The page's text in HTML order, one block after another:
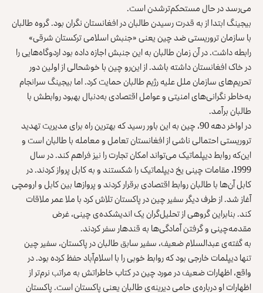
می‌رسد در حال مستحکم‌ترشدن است.
بیجینگ ابتدا از به قدرت رسیدن طالبان در افغانستان نگران بود. گروه طالبان
با سازمان‌ تروریستی ضد چین یعنی «جنبش اسلامی ترکستان شرقی»
رابطه داشت. در آن زمان طالبان به این جنبش اجازه داده بود اردوگاه‌هایی را
در خاک افغانستان داشته باشد. از این‌رو چین با خوشحالی از اولین دور
تحریم‌های سازمان ملل علیه رژیم طالبان حمایت کرد. اما بیجینگ سرانجام
به‌خاطر نگرانی‌های امنیتی و عوامل اقتصادی به‌دنبال بهبود روابطش با
طالبان برآمد.
در اواخر دهه 90، چین به این باور رسید که بهترین راه برای مدیریت تهدید
تروریستی احتمالی ناشی از افغانستان تعامل و معامله با طالبان است و
این‌که روابط دیپلماتیک می‌تواند امکان تجارت را نیز فراهم کند. در سال
1999، مقامات چینی یخ دیپلماتیک را شکستند و به کابل پرواز کردند. در
کابل آن‌ها با طالبان روابط اقتصادی برقرار کردند و پروازها بین کابل و ارومچی
آغاز شد. از طرف دیگر سفیر چین در پاکستان تلاش کرد با ملا عمر ملاقات
کند. بنابراین گروهی از تحلیل‌گران یک اندیشکده‌ی چینی، غرض
مقدمه‌چینی و گرفتن آمادگی‌ها به قندهار سفر کردند.
به گفته‌ی عبدالسلام ضعیف، سفیر سابق طالبان در پاکستان، سفیر چین
تنها دیپلمات خارجی بود که روابط خوبی را با اسلام‌آباد حفظ کرده بود. در
واقع، اظهارات ضعیف در مورد چین در کتاب خاطراتش به مراتب نرم‌تر از
اظهارات او درباره‌ی حامی دیرینه‌ی طالبان یعنی پاکستان است. پاکستان